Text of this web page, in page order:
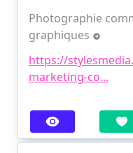
Photographie
graphiques
https://
marketing-co...